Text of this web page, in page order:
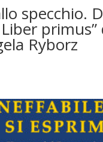
specchio.
primus”
Ryborz